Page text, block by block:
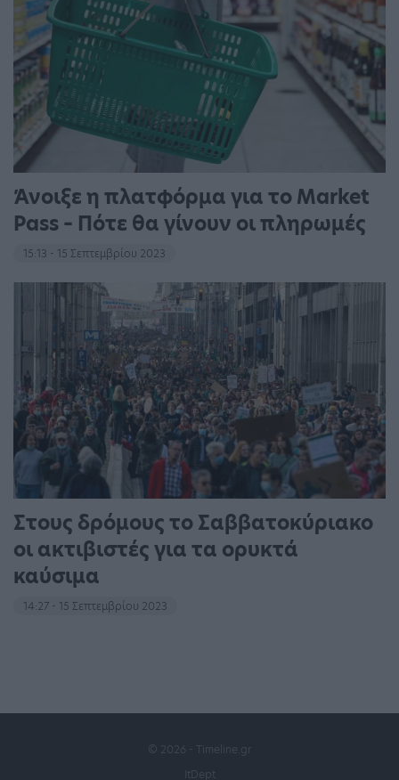
Άνοιξε η πλατφόρμα για το Market
Pass – Πότε θα γίνουν οι πληρωμές
15:13 - 15 Σεπτεμβρίου 2023
Στους δρόμους το Σαββατοκύριακο
οι ακτιβιστές για τα ορυκτά
καύσιμα
14:27 - 15 Σεπτεμβρίου 2023
© 2026 - Timeline.gr
ItDept